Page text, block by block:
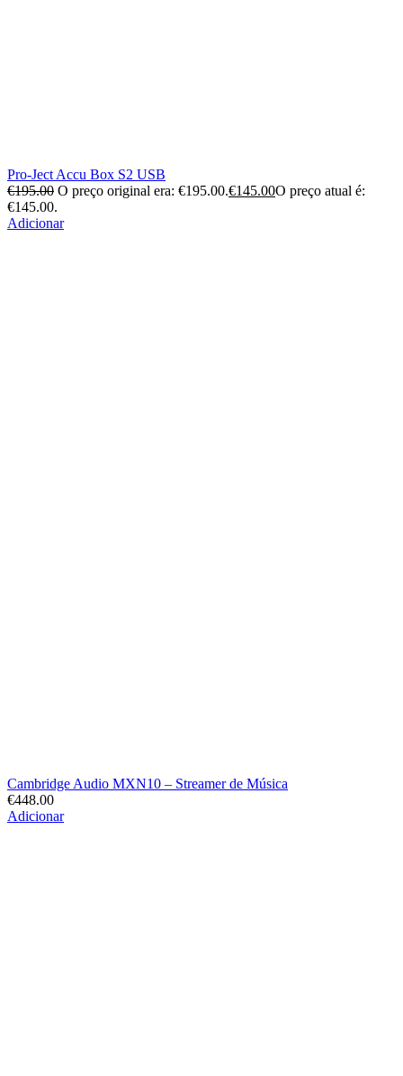
Pro-Ject Accu Box S2 USB
€195.00 O preço original era: €195.00.€145.00O preço atual é:
€145.00.
Adicionar
Cambridge Audio MXN10 – Streamer de Música
€448.00
Adicionar